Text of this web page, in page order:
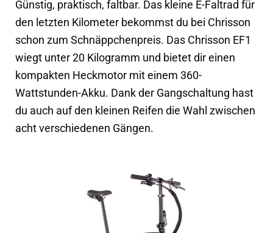
Günstig, praktisch, faltbar. Das kleine E-Faltrad für
den letzten Kilometer bekommst du bei Chrisson
schon zum Schnäppchenpreis. Das Chrisson EF1
wiegt unter 20 Kilogramm und bietet dir einen
kompakten Heckmotor mit einem 360-
Wattstunden-Akku. Dank der Gangschaltung hast
du auch auf den kleinen Reifen die Wahl zwischen
acht verschiedenen Gängen.